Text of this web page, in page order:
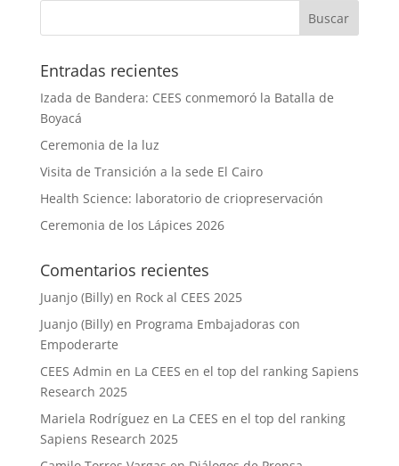
Entradas recientes
Izada de Bandera: CEES conmemoró la Batalla de
Boyacá
Ceremonia de la luz
Visita de Transición a la sede El Cairo
Health Science: laboratorio de criopreservación
Ceremonia de los Lápices 2026
Comentarios recientes
Juanjo (Billy)en Rock al CEES 2025
Juanjo (Billy)en Programa Embajadoras con
Empoderarte
CEES Admin en La CEES en el top del ranking Sapiens
Research 2025
Mariela Rodríguez en La CEES en el top del ranking
Sapiens Research 2025